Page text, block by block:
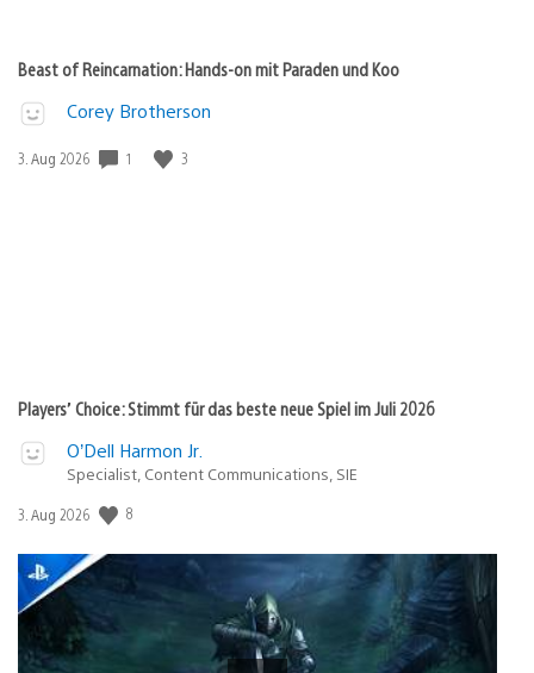
Beast of Reincarnation: Hands-on mit Paraden und Koo
Corey Brotherson
Veröffentlichungsdatum:
3. Aug 2026 1 3
Players’ Choice: Stimmt für das beste neue Spiel im Juli 2026
O’Dell Harmon Jr.
Specialist, Content Communications, SIE
Veröffentlichungsdatum:
3. Aug 2026 8